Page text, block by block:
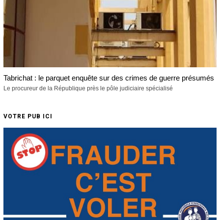
Tabrichat : le parquet enquête sur des crimes de guerre présumés
Le procureur de la République près le pôle judiciaire spécialisé
VOTRE PUB ICI